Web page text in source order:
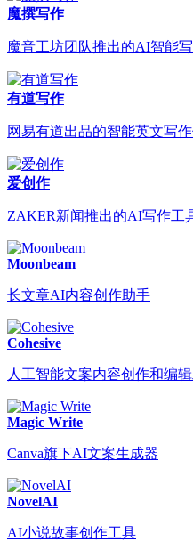
魔撰写作
魔音工坊团队推出的AI智能
有道写作
网易有道出品的智能英文写
爱创作
ZAKER新闻推出的AI写作工
Moonbeam
长文章AI内容创作助手
Cohesive
人工智能文案内容创作和编
Magic Write
Canva旗下AI文案生成器
NovelAI
AI小说故事创作工具